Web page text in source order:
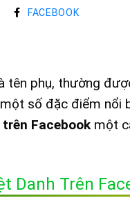
FACEBOOK
tên phụ, thường
số đặc điểm nổi
Facebookmột
Danh Trên